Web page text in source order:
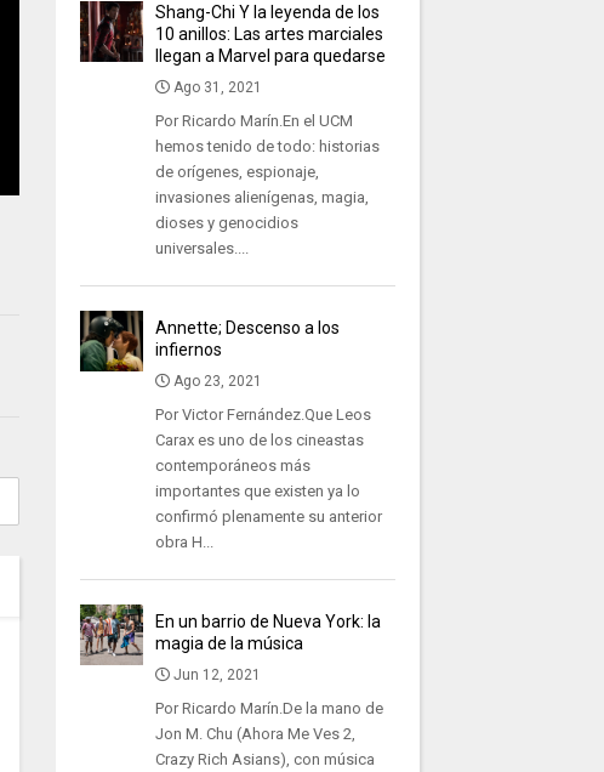
Shang-Chi Y la leyenda de los
10 anillos: Las artes marciales
llegan a Marvel para quedarse
Ago 31, 2021
Por Ricardo Marín.En el UCM
hemos tenido de todo: historias
de orígenes, espionaje,
invasiones alienígenas, magia,
dioses y genocidios
universales....
Annette; Descenso a los
infiernos
Ago 23, 2021
Por Victor Fernández.Que Leos
Carax es uno de los cineastas
contemporáneos más
importantes que existen ya lo
confirmó plenamente su anterior
obra H...
En un barrio de Nueva York: la
magia de la música
Jun 12, 2021
Por Ricardo Marín.De la mano de
Jon M. Chu (Ahora Me Ves 2,
Crazy Rich Asians), con música